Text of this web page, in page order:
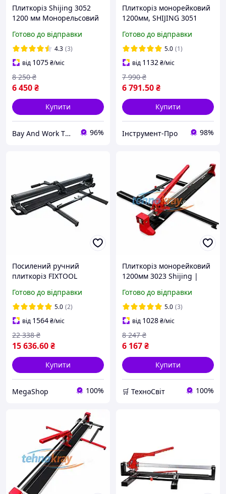
Плиткоріз Shijing 3052
1200 мм Монорельсовий
Готово до відправки
4.3 (3)
від 1075₴/міс
6 450₴
8 250 ₴
Купити
Bay And Work TOOLBOX 96%
Плиткоріз монорейковий
1200мм, SHIJING 3051
Готово до відправки
5.0 (1)
від 1132₴/міс
6 791.50₴
7 990 ₴
Купити
Інструмент-Про 98%
Посилений ручний
плиткоріз FIXTOOL
шириною нижньої
платформи 20 см
Готово до відправки
5.0 (2)
від 1564₴/міс
15 636.60₴
22 338 ₴
Купити
MegaShop 100%
Плиткоріз монорейковий
1200мм 3023 Shijing |
підшипниках
Готово до відправки
5.0 (3)
від 1028₴/міс
6 167₴
8 247 ₴
Купити
🛒 ТехноСвіт 100%